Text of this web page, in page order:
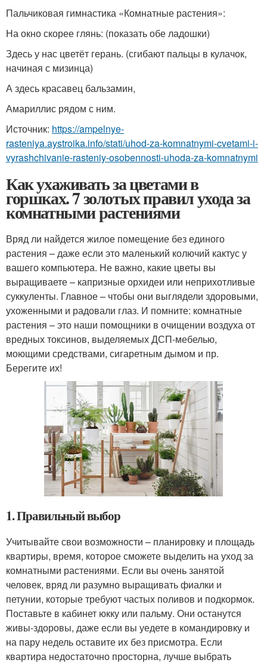
Пальчиковая гимнастика «Комнатные растения»:
На окно скорее глянь: (показать обе ладошки)
Здесь у нас цветёт герань. (сгибают пальцы в кулачок,
начиная с мизинца)
А здесь красавец бальзамин,
Амариллис рядом с ним.
Источник: https://ampelnye-
rasteniya.aystroika.info/stati/uhod-za-komnatnymi-cvetami-i-
vyrashchivanie-rasteniy-osobennosti-uhoda-za-komnatnymi
Как ухаживать за цветами в
горшках. 7 золотых правил ухода за
комнатными растениями
Вряд ли найдется жилое помещение без единого
растения – даже если это маленький колючий кактус у
вашего компьютера. Не важно, какие цветы вы
выращиваете – капризные орхидеи или неприхотливые
суккуленты. Главное – чтобы они выглядели здоровыми,
ухоженными и радовали глаз. И помните: комнатные
растения – это наши помощники в очищении воздуха от
вредных токсинов, выделяемых ДСП-мебелью,
моющими средствами, сигаретным дымом и пр.
Берегите их!
1. Правильный выбор
Учитывайте свои возможности – планировку и площадь
квартиры, время, которое сможете выделить на уход за
комнатными растениями. Если вы очень занятой
человек, вряд ли разумно выращивать фиалки и
петунии, которые требуют частых поливов и подкормок.
Поставьте в кабинет юкку или пальму. Они останутся
живы-здоровы, даже если вы уедете в командировку и
на пару недель оставите их без присмотра. Если
квартира недостаточно просторна, лучше выбрать